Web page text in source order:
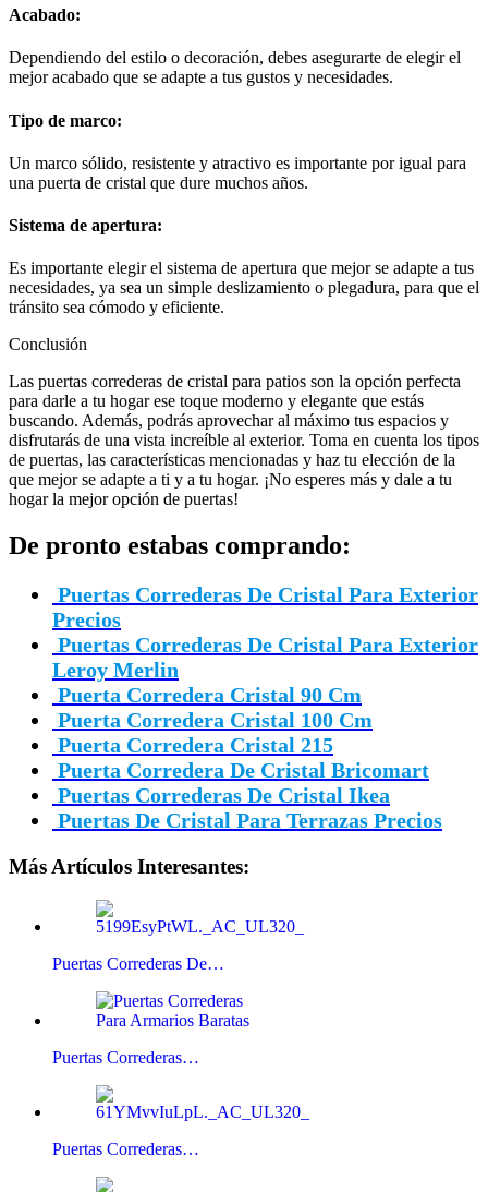
Acabado:
Dependiendo del estilo o decoración, debes asegurarte de elegir el
mejor acabado que se adapte a tus gustos y necesidades.
Tipo de marco:
Un marco sólido, resistente y atractivo es importante por igual para
una puerta de cristal que dure muchos años.
Sistema de apertura:
Es importante elegir el sistema de apertura que mejor se adapte a tus
necesidades, ya sea un simple deslizamiento o plegadura, para que el
tránsito sea cómodo y eficiente.
Conclusión
Las puertas correderas de cristal para patios son la opción perfecta
para darle a tu hogar ese toque moderno y elegante que estás
buscando. Además, podrás aprovechar al máximo tus espacios y
disfrutarás de una vista increíble al exterior. Toma en cuenta los tipos
de puertas, las características mencionadas y haz tu elección de la
que mejor se adapte a ti y a tu hogar. ¡No esperes más y dale a tu
hogar la mejor opción de puertas!
De pronto estabas comprando:
Puertas Correderas De Cristal Para Exterior
Precios
Puertas Correderas De Cristal Para Exterior
Leroy Merlin
Puerta Corredera Cristal 90 Cm
Puerta Corredera Cristal 100 Cm
Puerta Corredera Cristal 215
Puerta Corredera De Cristal Bricomart
Puertas Correderas De Cristal Ikea
Puertas De Cristal Para Terrazas Precios
Más Artículos Interesantes:
Puertas Correderas De…
Puertas Correderas…
Puertas Correderas…